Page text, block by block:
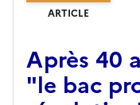
ARTICLE
Après 40
"le bac